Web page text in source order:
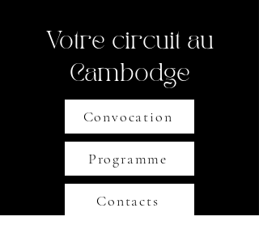
Votre circuit au
Cambodge
Convocation
Programme
Contacts